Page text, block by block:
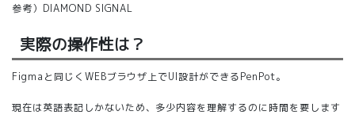
参考） DIAMOND SIGNAL
実際の操作性は？
Figmaと同じくWEBブラウザ上でUI設計ができるPenPot。
現在は英語表記しかないため、多少内容を理解するのに時間を要します